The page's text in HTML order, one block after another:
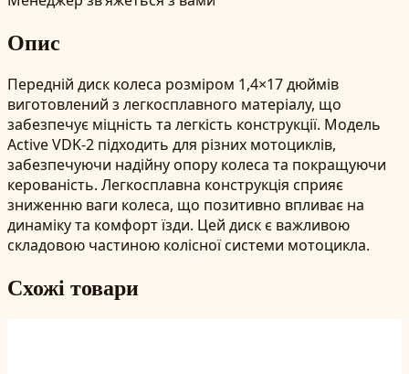
Опис
Передній диск колеса розміром 1,4×17 дюймів
виготовлений з легкосплавного матеріалу, що
забезпечує міцність та легкість конструкції. Модель
Active VDK-2 підходить для різних мотоциклів,
забезпечуючи надійну опору колеса та покращуючи
керованість. Легкосплавна конструкція сприяє
зниженню ваги колеса, що позитивно впливає на
динаміку та комфорт їзди. Цей диск є важливою
складовою частиною колісної системи мотоцикла.
Схожі товари